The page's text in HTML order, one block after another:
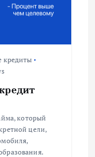
кредиты
который
цели,